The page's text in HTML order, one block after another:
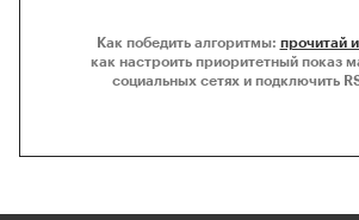
Как победить алгоритмы: прочитай
как настроить приоритетный показ
социальных сетях и подключить